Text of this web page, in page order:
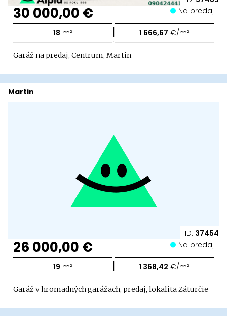
30 000,00 € Na predaj
18 m² | 1 666,67 €/m²
Garáž na predaj, Centrum, Martin
ID: 37454
Martin
26 000,00 € Na predaj
19 m² | 1 368,42 €/m²
Garáž v hromadných garážach, predaj, lokalita Záturčie